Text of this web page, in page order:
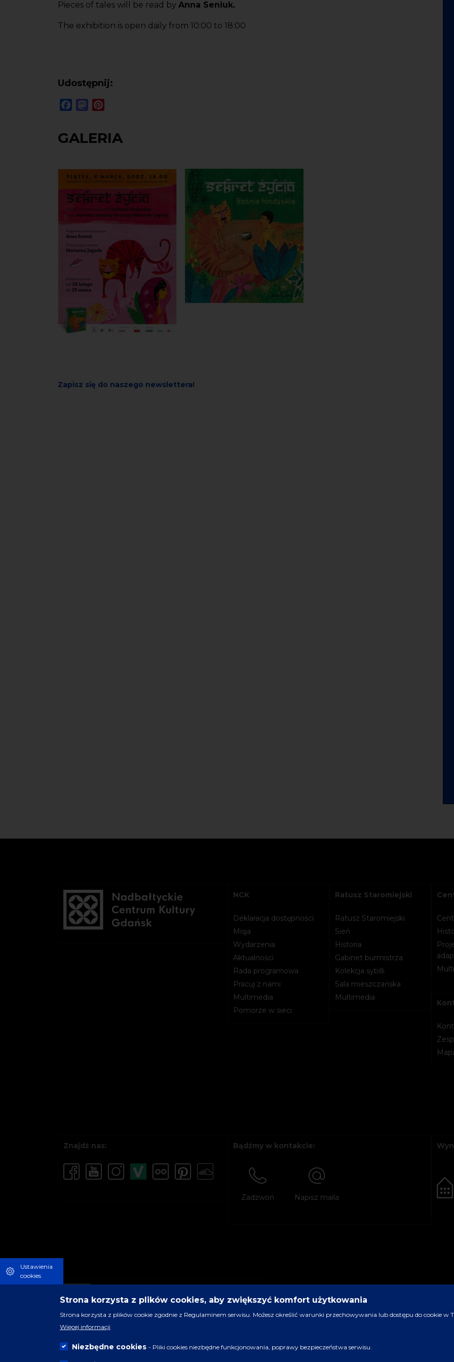
Pieces of tales will be read by Anna Seniuk.
The exhibition is open daily from 10:00 to 18:00
Udostępnij:
FacebookMastodon
GALERIA
Zapisz się do naszego newslettera!
NCK
Deklaracja dostępności
Misja
Wydarzenia
Aktualności
Rada programowa
Pracuj z nami
Multimedia
Pomorze w sieci
Ratusz Staromiejski
Ratusz Staromiejski
Sień
Historia
Gabinet burmistrza
Kolekcja sybilli
Sala mieszczańska
Multimedia
Znajdź nas: Bądźmy w kontakcie:
Zadzwoń Napisz maila
Ustawienia
cookies
Strona korzysta z plików cookies, aby zwiększyć komfort użytkowania
Strona korzysta z plików cookie zgodnie z Regulaminem serwisu. Możesz określić warunki przechowywania lub dostępu do cookie w
Więcej informacji
Niezbędne cookies - Pliki cookies niezbędne funkcjonowania, poprawy bezpieczeństwa serwisu.